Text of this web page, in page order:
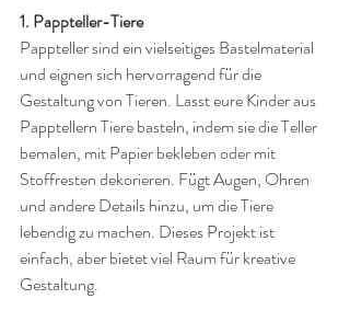
1. Pappteller-Tiere
Pappteller sind ein vielseitiges Bastelmaterial
und eignen sich hervorragend für die
Gestaltung von Tieren. Lasst eure Kinder aus
Papptellern Tiere basteln, indem sie die Teller
bemalen, mit Papier bekleben oder mit
Stoffresten dekorieren. Fügt Augen, Ohren
und andere Details hinzu, um die Tiere
lebendig zu machen. Dieses Projekt ist
einfach, aber bietet viel Raum für kreative
Gestaltung.